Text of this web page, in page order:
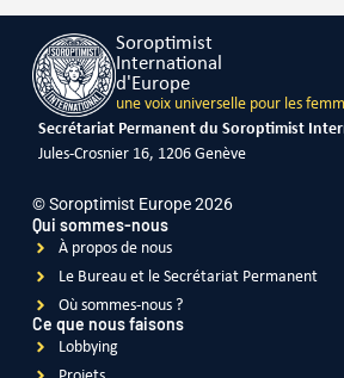
Soroptimist
International
d'Europe
une voix universelle pour les
Secrétariat Permanent du Soroptimist
Jules-Crosnier 16, 1206 Genève
© Soroptimist Europe 2026
Qui sommes-nous
À propos de nous
Le Bureau et le Secrétariat Permanent
Où sommes-nous ?
Ce que nous faisons
Lobbying